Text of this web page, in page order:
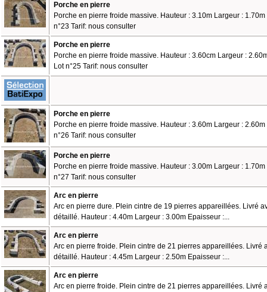
Porche en pierre
Porche en pierre froide massive. Hauteur : 3.10m Largeur :
n°23 Tarif: nous consulter
Porche en pierre
Porche en pierre froide massive. Hauteur : 3.60cm Largeur :
Lot n°25 Tarif: nous consulter
Porche en pierre
Porche en pierre froide massive. Hauteur : 3.60m Largeur :
n°26 Tarif: nous consulter
Porche en pierre
Porche en pierre froide massive. Hauteur : 3.00m Largeur :
n°27 Tarif: nous consulter
Arc en pierre
Arc en pierre dure. Plein cintre de 19 pierres appareillées. Livré
détaillé. Hauteur : 4.40m Largeur : 3.00m Epaisseur :...
Arc en pierre
Arc en pierre froide. Plein cintre de 21 pierres appareillées. Livré
détaillé. Hauteur : 4.45m Largeur : 2.50m Epaisseur :...
Arc en pierre
Arc en pierre froide. Plein cintre de 21 pierres appareillées. Livré